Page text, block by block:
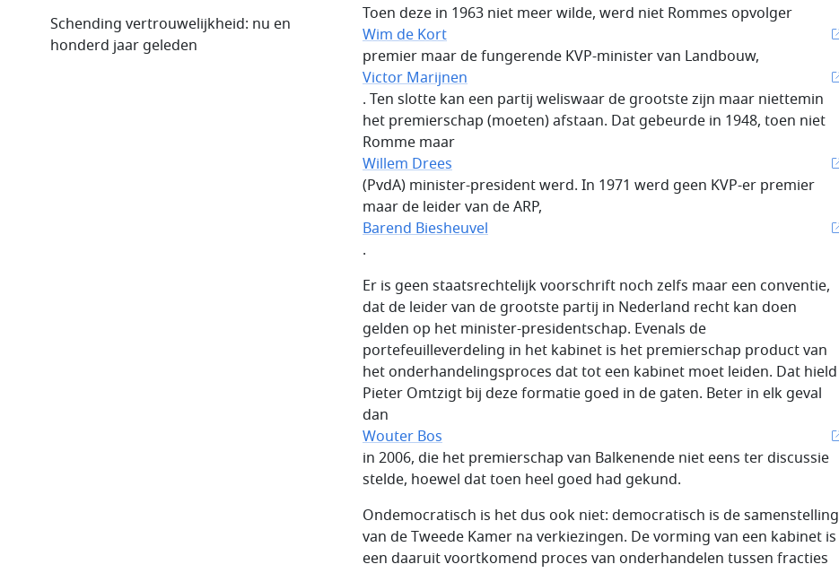
Toen deze in 1963 niet meer wilde, werd niet Rommes opvolger
Wim de Kort
premier maar de fungerende KVP-minister van Landbouw,
Victor Marijnen
. Ten slotte kan een partij weliswaar de grootste zijn maar niettemin
het premierschap (moeten) afstaan. Dat gebeurde in 1948, toen niet
Romme maar
Willem Drees
(PvdA) minister-president werd. In 1971 werd geen KVP-er premier
maar de leider van de ARP,
Barend Biesheuvel
.
Er is geen staatsrechtelijk voorschrift noch zelfs maar een conventie,
dat de leider van de grootste partij in Nederland recht kan doen
gelden op het minister-presidentschap. Evenals de
portefeuilleverdeling in het kabinet is het premierschap product van
het onderhandelingsproces dat tot een kabinet moet leiden. Dat hield
Pieter Omtzigt bij deze formatie goed in de gaten. Beter in elk geval
dan
Wouter Bos
in 2006, die het premierschap van Balkenende niet eens ter discussie
stelde, hoewel dat toen heel goed had gekund.
Ondemocratisch is het dus ook niet: democratisch is de samenstelling
van de Tweede Kamer na verkiezingen. De vorming van een kabinet is
een daaruit voortkomend proces van onderhandelen tussen fracties
Schending vertrouwelijkheid: nu en
honderd jaar geleden